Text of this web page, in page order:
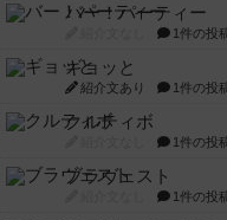
バー！パーティー
1件の投
ギョッと
紹介文あり 1件の投
クルティボ
1件の投
ブラヴェスト
1件の投